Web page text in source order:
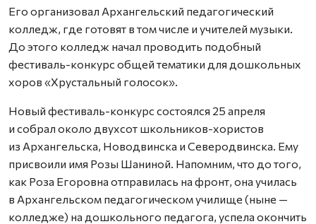
Его организовал Архангельский педагогический
колледж, где готовят в том числе и учителей музыки.
До этого колледж начал проводить подобный
фестиваль-конкурс общей тематики для дошкольных
хоров «Хрустальный голосок».
Новый фестиваль-конкурс состоялся 25 апреля
и собрал около двухсот школьников-хористов
из Архангельска, Новодвинска и Северодвинска. Ему
присвоили имя Розы Шаниной. Напомним, что до того,
как Роза Егоровна отправилась на фронт, она училась
в Архангельском педагогическом училище (ныне —
колледже) на дошкольного педагога, успела окончить